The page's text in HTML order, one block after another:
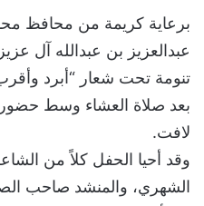
برعاية كريمة من محافظ
عبدالعزيز بن عبدالله آل
تنومة تحت شعار “أبرد
بعد صلاة العشاء وسط
لافت.
وقد أحيا الحفل كلاً من
الشهري، والمنشد صاحب